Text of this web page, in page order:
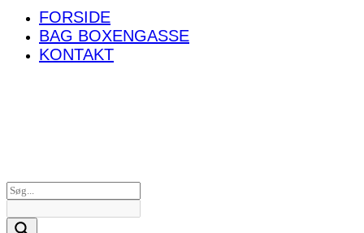
FORSIDE
BAG BOXENGASSE
KONTAKT